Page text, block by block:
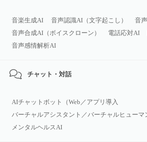
音楽生成AI 音声認識AI（文字起こし）
音
音声合成AI（ボイスクローン）
電話応対AI
音声感情解析AI
チャット・対話
AIチャットボット（Web／アプリ導入
バーチャルアシスタント／バーチャルヒューマ
メンタルヘルスAI